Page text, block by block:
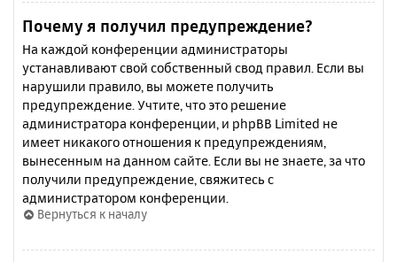
Почему я получил предупреждение?
На каждой конференции администраторы
устанавливают свой собственный свод правил. Если вы
нарушили правило, вы можете получить
предупреждение. Учтите, что это решение
администратора конференции, и phpBB Limited не
имеет никакого отношения к предупреждениям,
вынесенным на данном сайте. Если вы не знаете, за что
получили предупреждение, свяжитесь с
администратором конференции.
Вернуться к началу